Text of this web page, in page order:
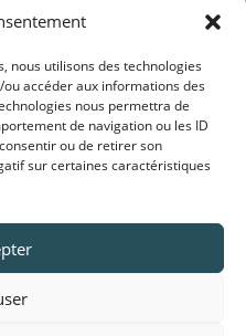
nous utilisons des technologies
accéder aux informations des
nous permettra de
de navigation ou les ID
ou de retirer son
sur certaines caractéristiques
Loire Atlantique sous le
Qualiopi par Pronéo
au titre de la catégorie